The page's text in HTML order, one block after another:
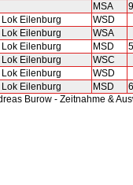
MSA
9
Lok Eilenburg
WSD
Lok Eilenburg
WSA
Lok Eilenburg MSD
5
Lok Eilenburg
WSC
Lok Eilenburg
WSD
Lok Eilenburg MSD
6
Burow - Zeitnahme &